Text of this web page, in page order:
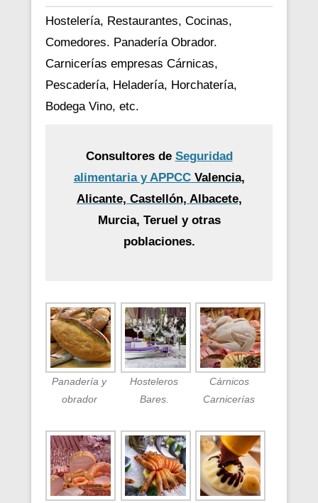
Hostelería, Restaurantes, Cocinas,
Comedores. Panadería Obrador.
Carnicerías empresas Cárnicas,
Pescadería, Heladería, Horchatería,
Bodega Vino, etc.
Consultores de Seguridad
alimentaria y APPCCValencia,
Alicante, Castellón, Albacete,
Murcia, Teruel y otras
poblaciones.
Panadería y
obrador
Hosteleros
Bares.
Cárnicos
Carnicerías